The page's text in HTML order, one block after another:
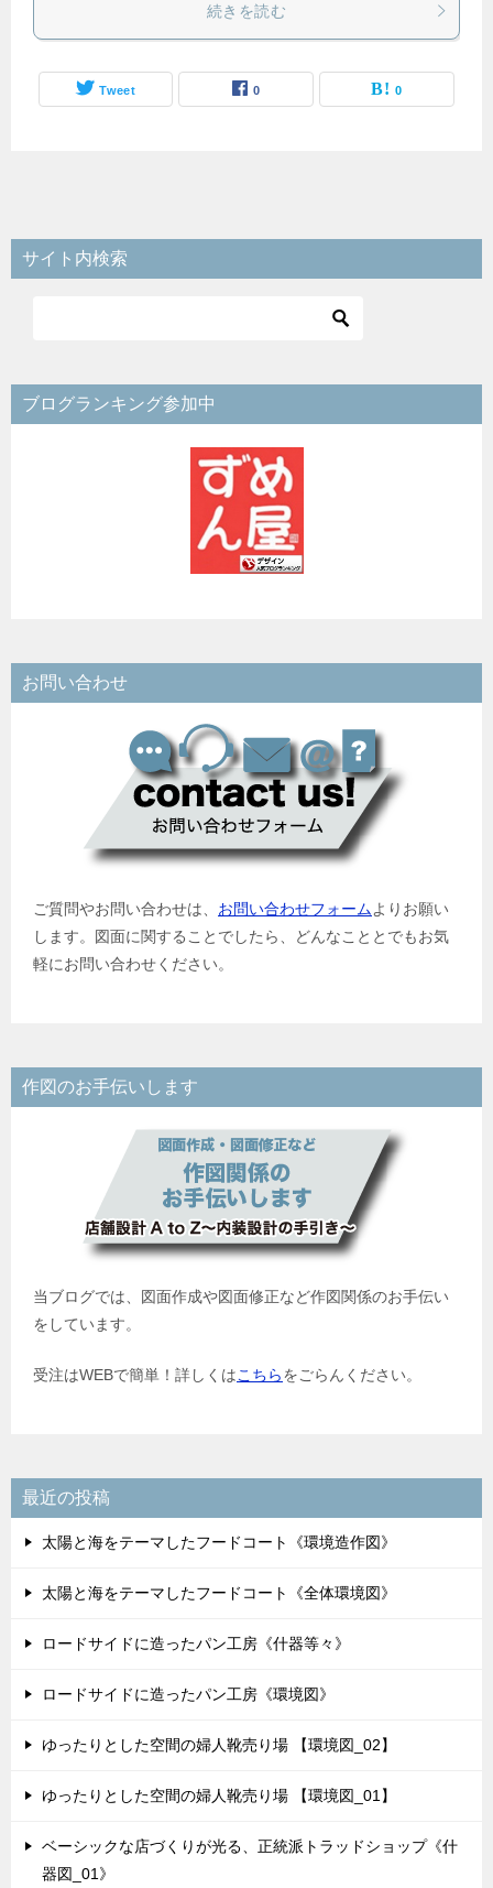
続きを読む
Tweet 0 0
サイト内検索
ブログランキング参加中
お問い合わせ
ご質問やお問い合わせは、 お問い合わせフォームよりお願い
します。図面に関することでしたら、どんなこととでもお気
軽にお問い合わせください。
作図のお手伝いします
当ブログでは、図面作成や図面修正など作図関係のお手伝い
をしています。
受注はWEBで簡単！詳しくはこちらをごらんください。
最近の投稿
太陽と海をテーマしたフードコート《環境造作図》
太陽と海をテーマしたフードコート《全体環境図》
ロードサイドに造ったパン工房《什器等々》
ロードサイドに造ったパン工房《環境図》
ゆったりとした空間の婦人靴売り場 【環境図_02】
ゆったりとした空間の婦人靴売り場 【環境図_01】
ベーシックな店づくりが光る、正統派トラッドショップ《什
器図_01》